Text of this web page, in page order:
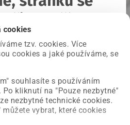
cookies
tzv. cookies. Více
cookies a jaké používáme, se
souhlasíte s používáním
kliknutí na "Pouze nezbytné"
nezbytné technické cookies.
vybrat, které cookies
straně a už ji opravujeme.
načíst požadovanou stránku.
Úvodní strana